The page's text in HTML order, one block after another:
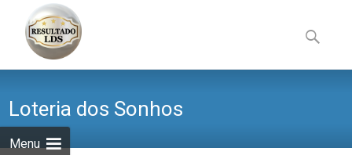
Menu
to
content
por:
Loteria dos Sonhos